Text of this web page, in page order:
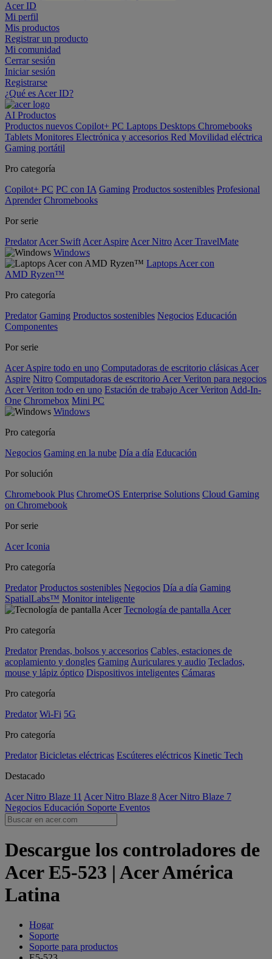
Acer ID
Mi perfil
Mis productos
Registrar un producto
Mi comunidad
Cerrar sesión
Iniciar sesión
Registrarse
¿Qué es Acer ID?
AI Productos
Productos nuevos Copilot+ PC Laptops Desktops Chromebooks
Tablets Monitores Electrónica y accesorios Red Movilidad eléctrica
Gaming portátil
Pro categoría
Copilot+ PC PC con IA Gaming Productos sostenibles Profesional
Aprender Chromebooks
Por serie
Predator Acer Swift Acer Aspire Acer Nitro Acer TravelMate
Windows
Laptops Acer con
AMD Ryzen™
Pro categoría
Predator Gaming Productos sostenibles Negocios Educación
Componentes
Por serie
Acer Aspire todo en uno Computadoras de escritorio clásicas Acer
Aspire Nitro Computadoras de escritorio Acer Veriton para negocios
Acer Veriton todo en uno Estación de trabajo Acer Veriton Add-In-
One Chromebox Mini PC
Windows
Pro categoría
Negocios Gaming en la nube Día a día Educación
Por solución
Chromebook Plus ChromeOS Enterprise Solutions Cloud Gaming
on Chromebook
Por serie
Acer Iconia
Pro categoría
Predator Productos sostenibles Negocios Día a día Gaming
SpatialLabs™ Monitor inteligente
Tecnología de pantalla Acer
Pro categoría
Predator Prendas, bolsos y accesorios Cables, estaciones de
acoplamiento y dongles Gaming Auriculares y audio Teclados,
mouse y lápiz óptico Dispositivos inteligentes Cámaras
Pro categoría
Predator Wi-Fi 5G
Pro categoría
Predator Bicicletas eléctricas Escúteres eléctricos Kinetic Tech
Destacado
Acer Nitro Blaze 11 Acer Nitro Blaze 8 Acer Nitro Blaze 7
Negocios Educación Soporte Eventos
Descargue los controladores de
Acer E5-523 | Acer América
Latina
Hogar
Soporte
Soporte para productos